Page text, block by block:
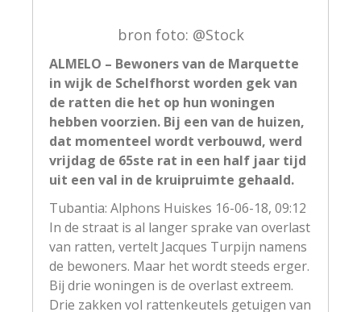
bron foto: @Stock
ALMELO – Bewoners van de Marquette
in wijk de Schelfhorst worden gek van
de ratten die het op hun woningen
hebben voorzien. Bij een van de huizen,
dat momenteel wordt verbouwd, werd
vrijdag de 65ste rat in een half jaar tijd
uit een val in de kruipruimte gehaald.
Tubantia: Alphons Huiskes 16-06-18, 09:12
In de straat is al langer sprake van overlast
van ratten, vertelt Jacques Turpijn namens
de bewoners. Maar het wordt steeds erger.
Bij drie woningen is de overlast extreem.
Drie zakken vol rattenkeutels getuigen van